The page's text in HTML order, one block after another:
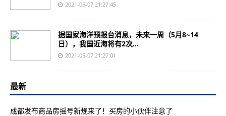
2021-05-07 21:27:45
据国家海洋预报台消息，未来一周（5月8~14
日），我国近海将有2次...
2021-05-07 21:27:01
最新
成都发布商品房摇号新规来了！买房的小伙伴注意了